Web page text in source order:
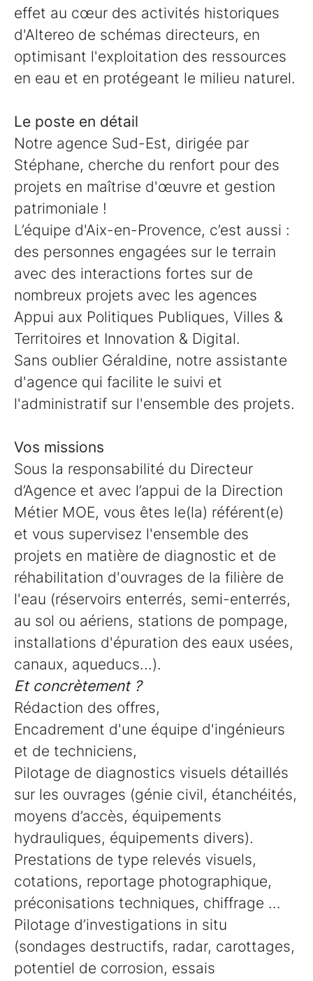
effet au cœur des activités historiques
d'Altereo de schémas directeurs, en
optimisant l'exploitation des ressources
en eau et en protégeant le milieu naturel.
Le poste en détail
Notre agence Sud-Est, dirigée par
Stéphane, cherche du renfort pour des
projets en maîtrise d'œuvre et gestion
patrimoniale !
L’équipe d'Aix-en-Provence, c’est aussi :
des personnes engagées sur le terrain
avec des interactions fortes sur de
nombreux projets avec les agences
Appui aux Politiques Publiques, Villes &
Territoires et Innovation & Digital.
Sans oublier Géraldine, notre assistante
d'agence qui facilite le suivi et
l'administratif sur l'ensemble des projets.
Vos missions
Sous la responsabilité du Directeur
d’Agence et avec l’appui de la Direction
Métier MOE, vous êtes le(la) référent(e)
et vous supervisez l'ensemble des
projets en matière de diagnostic et de
réhabilitation d'ouvrages de la filière de
l'eau (réservoirs enterrés, semi-enterrés,
au sol ou aériens, stations de pompage,
installations d'épuration des eaux usées,
canaux, aqueducs...).
Et concrètement ?
Rédaction des offres,
Encadrement d'une équipe d'ingénieurs
et de techniciens,
Pilotage de diagnostics visuels détaillés
sur les ouvrages (génie civil, étanchéités,
moyens d’accès, équipements
hydrauliques, équipements divers).
Prestations de type relevés visuels,
cotations, reportage photographique,
préconisations techniques, chiffrage …
Pilotage d’investigations in situ
(sondages destructifs, radar, carottages,
potentiel de corrosion, essais